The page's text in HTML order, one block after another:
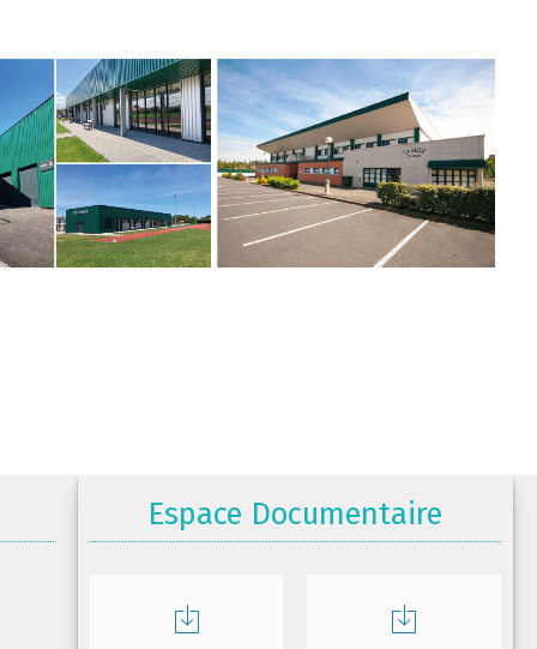
Espace Documentaire